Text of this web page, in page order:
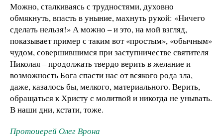
Можно, сталкиваясь с трудностями, духовно
обмякнуть, впасть в уныние, махнуть рукой: «Ничего
сделать нельзя!» А можно – и это, на мой взгляд,
показывает пример с таким вот «простым», «обычным»
чудом, совершившимся при заступничестве святителя
Николая – продолжать твердо верить в желание и
возможность Бога спасти нас от всякого рода зла,
даже, казалось бы, мелкого, материального. Верить,
обращаться к Христу с молитвой и никогда не унывать.
В наши дни, кстати, тоже.
Протоиерей Олег Врона